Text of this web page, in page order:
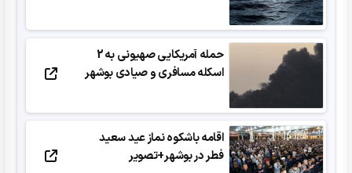
حمله آمریکایی صهیونی به 2
اسکله مسافری و صیادی بوشهر
اقامه باشکوه نماز عید سعید
فطر در بوشهر+تصویر